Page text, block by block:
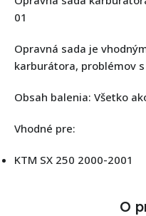
01
Opravná sada je
karburátora, problémov
Obsah balenia: Všetko
Vhodné pre:
KTM SX 250 2000-2001
O